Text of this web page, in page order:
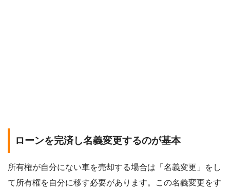
ローンを完済し名義変更するのが基本
所有権が自分にない車を売却する場合は「名義変更」をし
て所有権を自分に移す必要があります。この名義変更をす